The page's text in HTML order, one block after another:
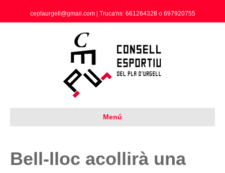
ceplaurgell@gmail.com | Truca'ns: 661264328 o 697920755
Menú
Bell-lloc acollirà una